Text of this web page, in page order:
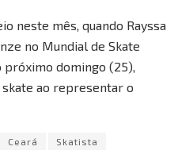
neste mês, quando Rayssa
no Mundial de Skate
próximo domingo (25),
ao representar o
Ceará Skatista